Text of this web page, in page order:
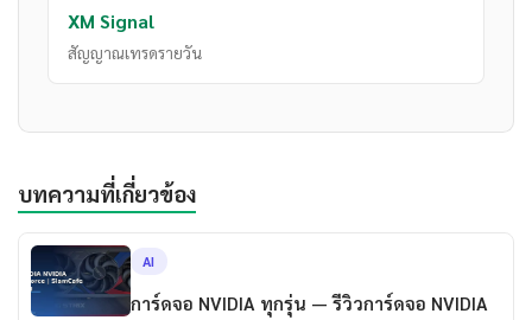
XM Signal
สัญญาณเทรดรายวัน
บทความที่เกี่ยวข้อง
AI
การ์ดจอ NVIDIA ทุกรุ่น — รีวิวการ์ดจอ NVIDIA